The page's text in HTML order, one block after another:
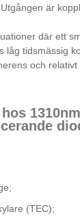
är
där ett
låg tidsmässig
och relativt
(TEC);